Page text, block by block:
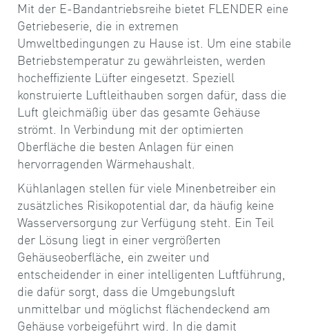
Mit der E-Bandantriebsreihe bietet FLENDER eine
Getriebeserie, die in extremen
Umweltbedingungen zu Hause ist. Um eine stabile
Betriebstemperatur zu gewährleisten, werden
hocheffiziente Lüfter eingesetzt. Speziell
konstruierte Luftleithauben sorgen dafür, dass die
Luft gleichmäßig über das gesamte Gehäuse
strömt. In Verbindung mit der optimierten
Oberfläche die besten Anlagen für einen
hervorragenden Wärmehaushalt.
Kühlanlagen stellen für viele Minenbetreiber ein
zusätzliches Risikopotential dar, da häufig keine
Wasserversorgung zur Verfügung steht. Ein Teil
der Lösung liegt in einer vergrößerten
Gehäuseoberfläche, ein zweiter und
entscheidender in einer intelligenten Luftführung,
die dafür sorgt, dass die Umgebungsluft
unmittelbar und möglichst flächendeckend am
Gehäuse vorbeigeführt wird. In die damit